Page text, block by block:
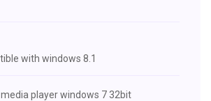
with windows 8.1
player windows 7 32bit